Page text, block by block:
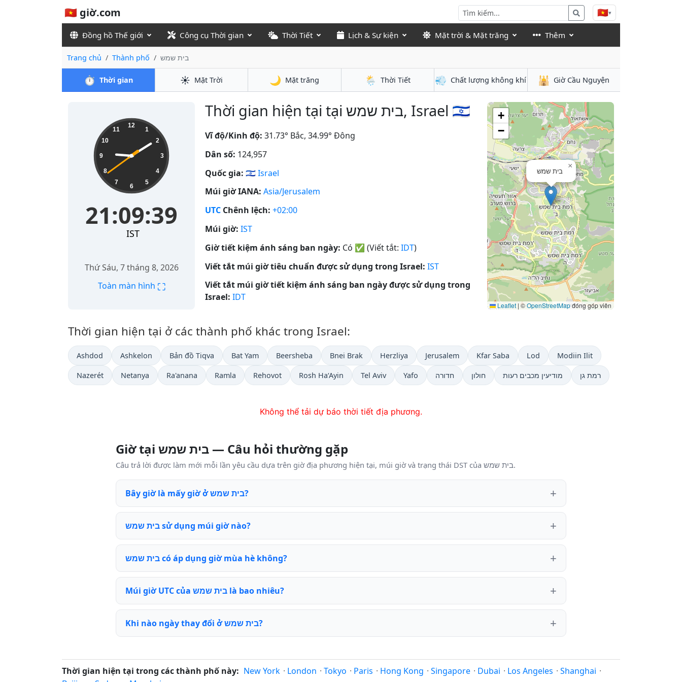
🇻🇳 giờ.com 🇻🇳▾
Đồng hồ Thế giới Công cụ Thời gian Thời Tiết Lịch & Sự kiện Mặt trời & Mặt trăng Thêm
Trang chủ Thành phố בית שמש
⏱️ Thời gian ☀️ Mặt Trời 🌙 Mặt trăng 🌦️ Thời Tiết 💨 Chất lượng không khí 🕌 Giờ Cầu Nguyện
Thời gian hiện tại tại בית שמש, Israel 🇮🇱
21:09:40 12
1
2
3
4
5
6
7
8
9
10
11
21:09:40
IST
Thứ Sáu, 7 tháng 8, 2026
Toàn màn hình ⛶
Vĩ độ/Kinh độ: 31.73° Bắc, 34.99° Đông
Dân số: 124,957
Quốc gia: 🇮🇱Israel
Múi giờ IANA: Asia/Jerusalem
UTC Chênh lệch: +02:00
Múi giờ: IST
Giờ tiết kiệm ánh sáng ban ngày: Có ✅ (Viết tắt: IDT)
Viết tắt múi giờ tiêu chuẩn được sử dụng trong Israel: IST
Viết tắt múi giờ tiết kiệm ánh sáng ban ngày được sử dụng trong
Israel: IDT
בית שמש
×
+
−
Leaflet | ©OpenStreetMapđóng góp viên
Thời gian hiện tại ở các thành phố khác trong Israel:
Ashdod Ashkelon Bản đồ Tiqva Bat Yam Beersheba Bnei Brak Herzliya Jerusalem Kfar Saba Lod Modiin Ilit
Nazerét Netanya Ra'anana Ramla Rehovot Rosh Ha‘Ayin Tel Aviv Yafo חדורה חולון מודיעין מכבים רעות רמת גן
Không thể tải dự báo thời tiết địa phương.
Giờ tại בית שמש — Câu hỏi thường gặp
Câu trả lời được làm mới mỗi lần yêu cầu dựa trên giờ địa phương hiện tại, múi giờ và trạng thái DST của בית שמש.
Bây giờ là mấy giờ ở בית שמש?
בית שמש sử dụng múi giờ nào?
בית שמש có áp dụng giờ mùa hè không?
Múi giờ UTC của בית שמש là bao nhiêu?
Khi nào ngày thay đổi ở בית שמש?
Thời gian hiện tại trong các thành phố này: New York · London · Tokyo · Paris · Hong Kong · Singapore · Dubai · Los Angeles · Shanghai ·